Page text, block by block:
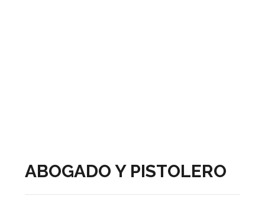
ABOGADO Y PISTOLERO